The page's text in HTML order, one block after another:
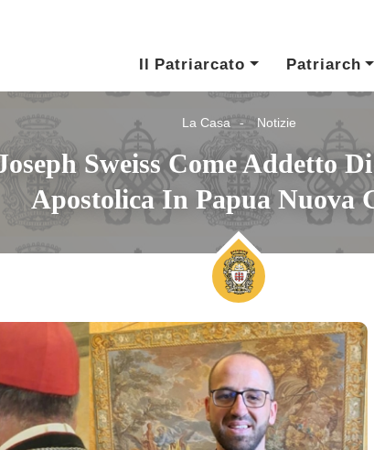
Il Patriarcato
Patriarch
La Casa Notizie
Sweiss Come Addetto
Apostolica In Papua Nuova